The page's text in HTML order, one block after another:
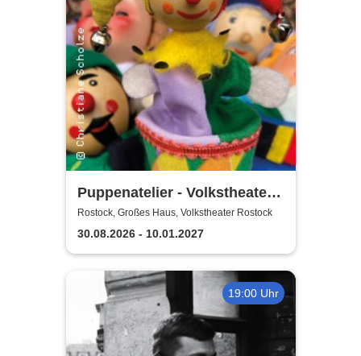
Puppenatelier - Volkstheater
Rostock
Rostock, Großes Haus, Volkstheater Rostock
30.08.2026 - 10.01.2027
19:00 Uhr